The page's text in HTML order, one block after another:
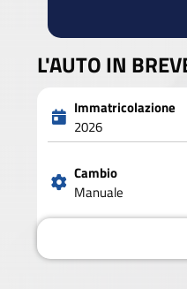
L'AUTO IN
Immatricolazione
2026
Cambio
Manuale